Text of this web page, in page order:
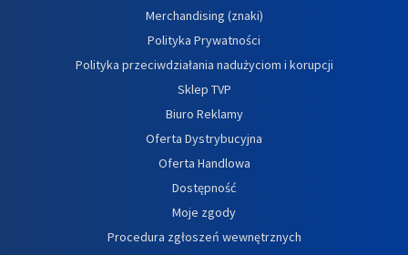
Merchandising (znaki)
Polityka Prywatności
Polityka przeciwdziałania nadużyciom i korupcji
Sklep TVP
Biuro Reklamy
Oferta Dystrybucyjna
Oferta Handlowa
Dostępność
Moje zgody
Procedura zgłoszeń wewnętrznych